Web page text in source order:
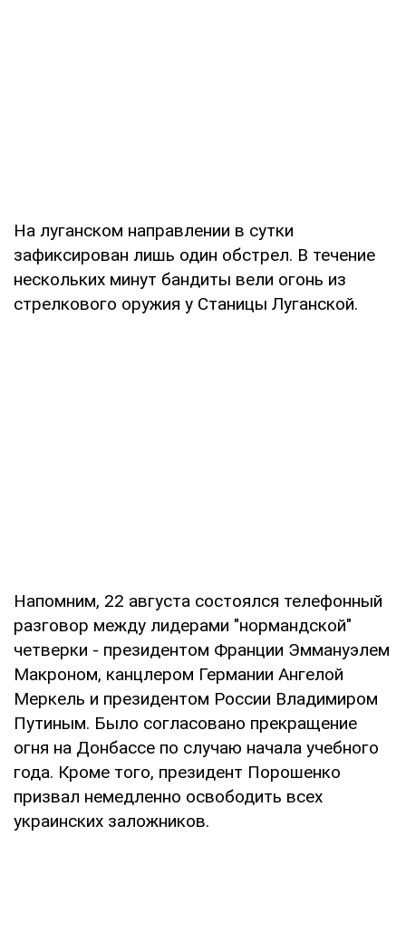
На луганском направлении в сутки
зафиксирован лишь один обстрел. В течение
нескольких минут бандиты вели огонь из
стрелкового оружия у Станицы Луганской.
Напомним, 22 августа состоялся телефонный
разговор между лидерами "нормандской"
четверки - президентом Франции Эммануэлем
Макроном, канцлером Германии Ангелой
Меркель и президентом России Владимиром
Путиным. Было согласовано прекращение
огня на Донбассе по случаю начала учебного
года. Кроме того, президент Порошенко
призвал немедленно освободить всех
украинских заложников.